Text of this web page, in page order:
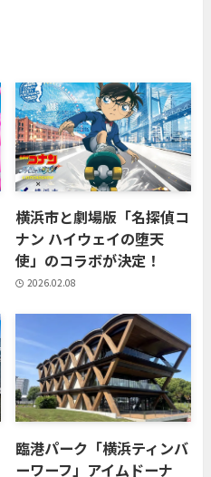
横浜市と劇場版「名探偵コ
ナン ハイウェイの堕天
使」のコラボが決定！
2026.02.08
臨港パーク「横浜ティンバ
ーワーフ」アイムドーナ